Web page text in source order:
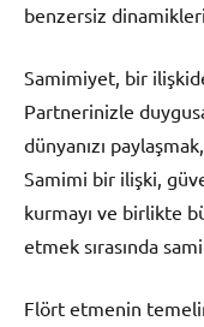
benzersiz dinamikleri
Samimiyet, bir
Partnerinizle
dünyanızı
Samimi bir ilişki,
kurmayı ve birlikte
etmek sırasında
Flört etmenin